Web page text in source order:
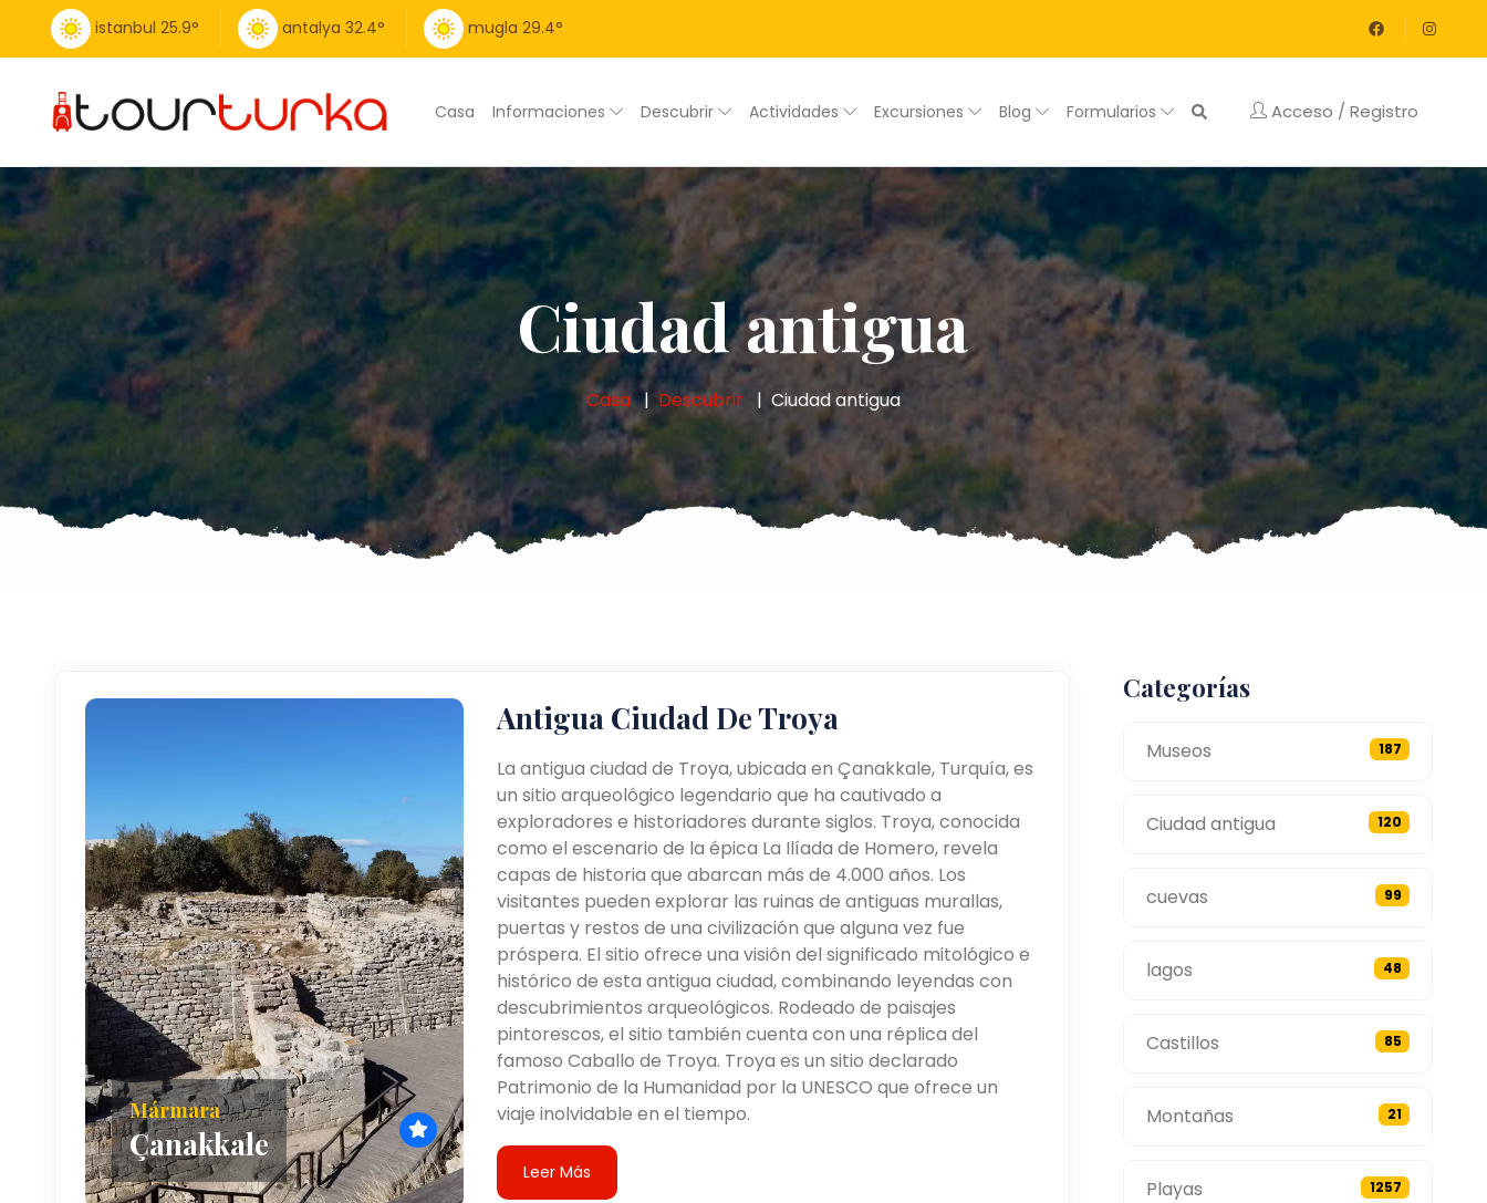
istanbul 25.9° antalya 32.4° mugla 29.4°
Casa Informaciones Descubrir Actividades Excursiones Blog Formularios Acceso / Registro
Ciudad antigua
Casa Descubrir Ciudad antigua
Mármara
Çanakkale
Antigua Ciudad De Troya
La antigua ciudad de Troya, ubicada en Çanakkale, Turquía, es
un sitio arqueológico legendario que ha cautivado a
exploradores e historiadores durante siglos. Troya, conocida
como el escenario de la épica La Ilíada de Homero, revela
capas de historia que abarcan más de 4.000 años. Los
visitantes pueden explorar las ruinas de antiguas murallas,
puertas y restos de una civilización que alguna vez fue
próspera. El sitio ofrece una visión del significado mitológico e
histórico de esta antigua ciudad, combinando leyendas con
descubrimientos arqueológicos. Rodeado de paisajes
pintorescos, el sitio también cuenta con una réplica del
famoso Caballo de Troya. Troya es un sitio declarado
Patrimonio de la Humanidad por la UNESCO que ofrece un
viaje inolvidable en el tiempo.
Leer Más
Categorías
Museos 187
Ciudad antigua 120
cuevas 99
lagos 48
Castillos 85
Montañas 21
Playas 1257